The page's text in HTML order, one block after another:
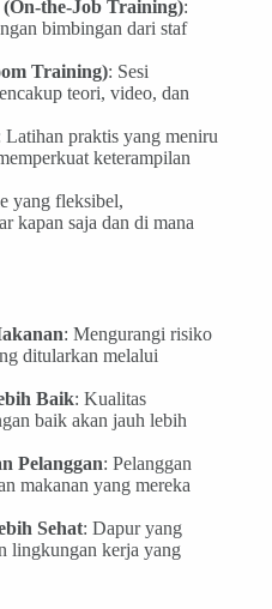
the-Job Training):
bimbingan dari staf
Training): Sesi
teori, video, dan
Latihan praktis yang meniru
keterampilan
yang fleksibel,
kapan saja dan di mana
: Mengurangi risiko
ditularkan melalui
Baik: Kualitas
baik akan jauh lebih
Pelanggan: Pelanggan
makanan yang mereka
Sehat: Dapur yang
lingkungan kerja yang